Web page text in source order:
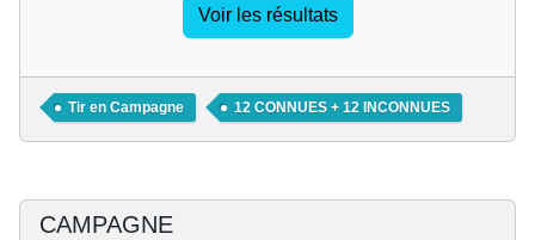
Voir les résultats
Tir en Campagne 12 CONNUES + 12 INCONNUES
CAMPAGNE